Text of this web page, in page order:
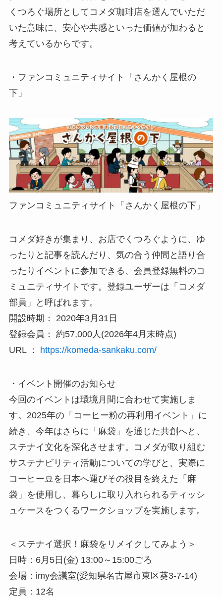
くつろぐ場所としてコメダ珈琲店を選んでいただ
いた意味に、安心や共感といった価値が加わると
考えているからです。
・ファンコミュニティサイト「さんかく屋根の
下」
ファンコミュニティサイト「さんかく屋根の下」
コメダ好きが集まり、お店でくつろぐように、ゆ
ったりと記事を読んだり、気の合う仲間と語り合
ったりイベントに参加できる、会員登録無料のコ
ミュニティサイトです。登録ユーザーは「コメダ
部員」と呼ばれます。
開設時期： 2020年3月31日
登録会員： 約57,000人(2026年4月末時点)
URL ： https://komeda-sankaku.com/
・イベント開催のお知らせ
今回のイベントは環境月間に合わせて実施しま
す。2025年の「コーヒー粉の再利用イベント」に
続き、今年はさらに「麻袋」を通じた共創へと、
ステナイ文化を深化させます。コメダが取り組む
サステナビリティ活動についての学びと、実際に
コーヒー豆を日本へ運びその役目を終えた「麻
袋」を使用し、暮らしに取り入れられるティッシ
ュケースをつくるワークショップを実施します。
＜ステナイ選択！麻袋をリメイクしてみよう＞
日時：6月5日(金) 13:00～15:00ごろ
会場：imy会議室(愛知県名古屋市東区葵3-7-14)
定員：12名